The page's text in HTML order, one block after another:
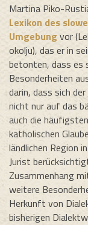
Martina Piko-
Lexikon des
Umgebung vor
okolju), das er in
betonten, dass es
Besonderheiten
darin, dass sich
nicht nur auf das
auch die
katholischen
ländlichen Region
Jurist
Zusammenhang
weitere
Herkunft von
bisherigen